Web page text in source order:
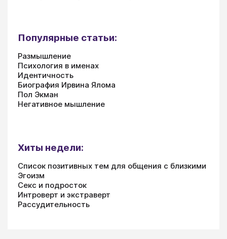
Популярные статьи:
Размышление
Психология в именах
Идентичность
Биография Ирвина Ялома
Пол Экман
Негативное мышление
Хиты недели:
Список позитивных тем для общения с близкими
Эгоизм
Секс и подросток
Интроверт и экстраверт
Рассудительность